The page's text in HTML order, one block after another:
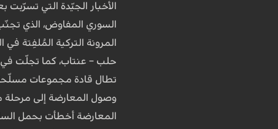
الأخبار الجيّدة التي
السوري المفاوض، الذي تجنّب
المرونة التركية المُلفِتة
حلب – عنتاب، كما تجلّت في
تطال قادة مجموعات
وصول المعارضة إلى مرحلة
المعارضة أخطأت بحمل